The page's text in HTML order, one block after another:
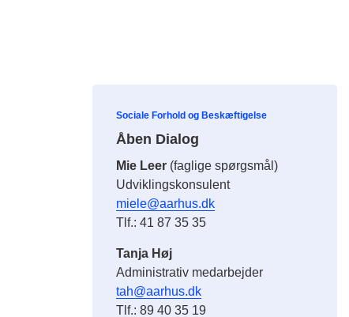
Sociale Forhold og Beskæftigelse
Åben Dialog
Mie Leer (faglige spørgsmål)
Udviklingskonsulent
miele@aarhus.dk
Tlf.: 41 87 35 35
Tanja Høj
Administrativ medarbejder
tah@aarhus.dk
Tlf.: 89 40 35 19